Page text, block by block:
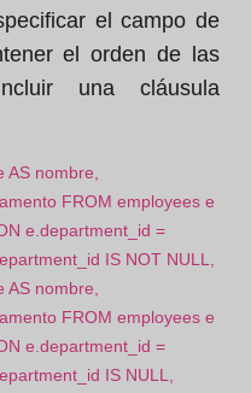
el campo de
el orden de las
una cláusula
AS nombre,
FROM employees e
e.department_id =
IS NOT NULL,
AS nombre,
FROM employees e
e.department_id =
IS NULL,